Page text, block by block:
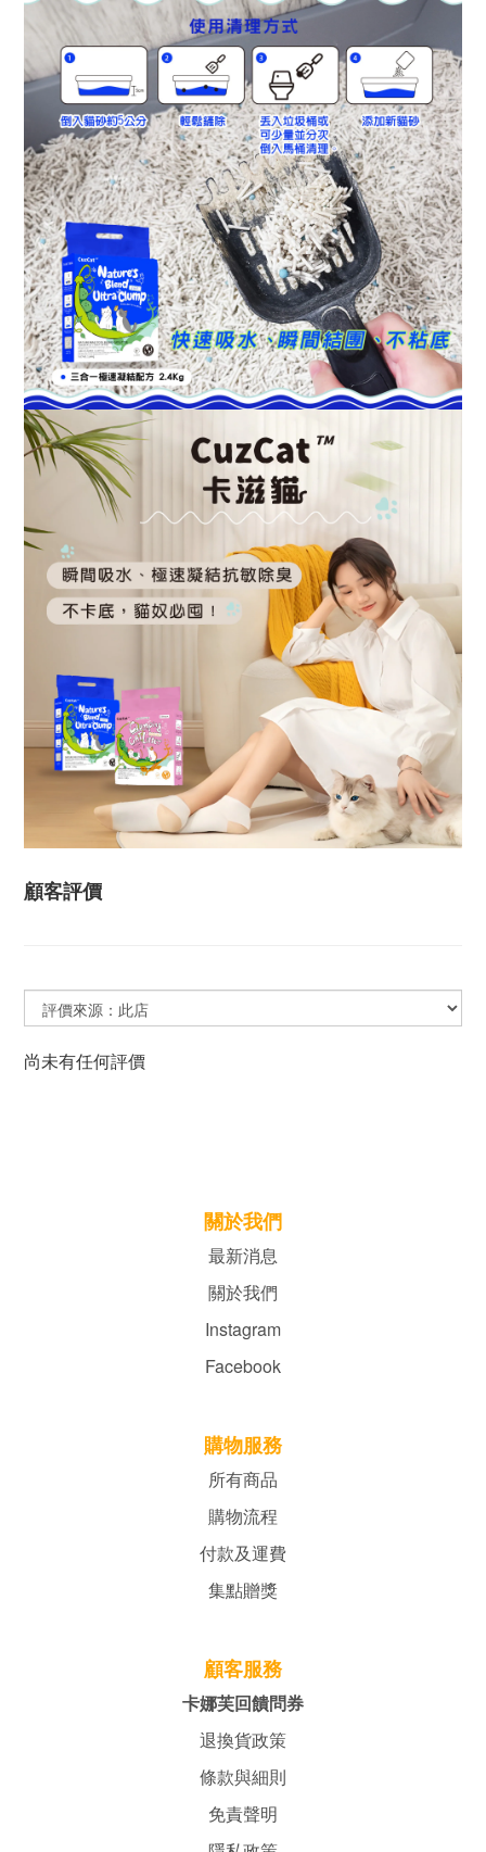
顧客評價
尚未有任何評價
關於我們
最新消息
關於我們
Instagram
Facebook
購物服務
所有商品
購物流程
付款及運費
集點贈獎
顧客服務
卡娜芙回饋問券
退換貨政策
條款與細則
免責聲明